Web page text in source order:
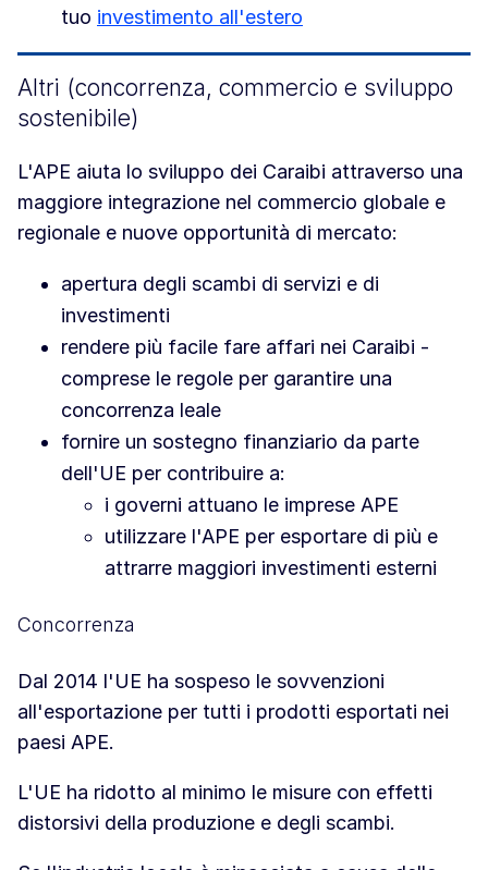
tuo investimento all'estero
Altri (concorrenza, commercio e sviluppo
sostenibile)
L'APE aiuta lo sviluppo dei Caraibi attraverso una
maggiore integrazione nel commercio globale e
regionale e nuove opportunità di mercato:
apertura degli scambi di servizi e di
investimenti
rendere più facile fare affari nei Caraibi -
comprese le regole per garantire una
concorrenza leale
fornire un sostegno finanziario da parte
dell'UE per contribuire a:
i governi attuano le imprese APE
utilizzare l'APE per esportare di più e
attrarre maggiori investimenti esterni
Concorrenza
Dal 2014 l'UE ha sospeso le sovvenzioni
all'esportazione per tutti i prodotti esportati nei
paesi APE.
L'UE ha ridotto al minimo le misure con effetti
distorsivi della produzione e degli scambi.